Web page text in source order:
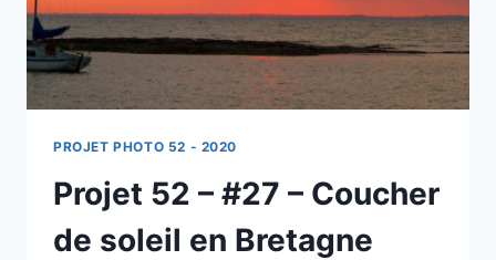
PROJET PHOTO 52 - 2020
Projet 52 – #27 – Coucher
de soleil en Bretagne